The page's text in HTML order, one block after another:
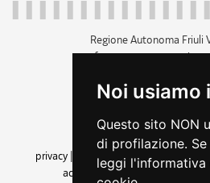
Noi usiamo
Questo sito NON
di profilazione.
leggi l'informativa
Regione Autonoma Friuli
c.f. 80014930327; p.iva
+39 040
amministrazione
privacy
cookie |note legali
accessibilità| feedback